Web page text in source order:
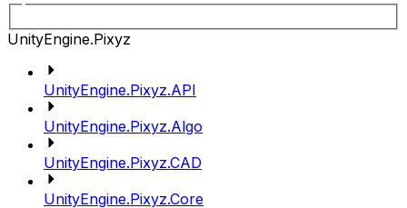
UnityEngine.Pixyz
UnityEngine.Pixyz.API
UnityEngine.Pixyz.Algo
UnityEngine.Pixyz.CAD
UnityEngine.Pixyz.Core